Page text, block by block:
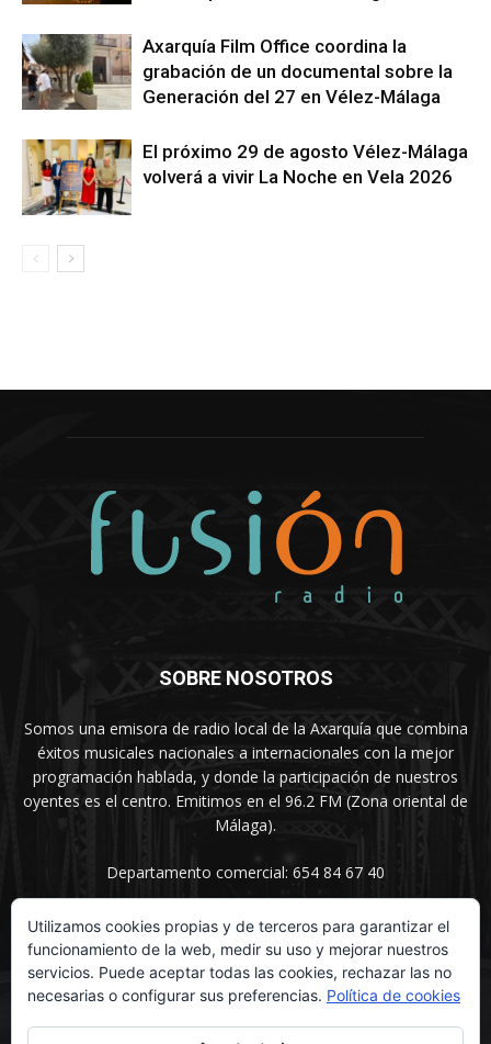
Axarquía Film Office coordina la
grabación de un documental sobre la
Generación del 27 en Vélez-Málaga
El próximo 29 de agosto Vélez-Málaga
volverá a vivir La Noche en Vela 2026
SOBRE NOSOTROS
Somos una emisora de radio local de la Axarquía que combina
éxitos musicales nacionales a internacionales con la mejor
programación hablada, y donde la participación de nuestros
oyentes es el centro. Emitimos en el 96.2 FM (Zona oriental de
Málaga).
Departamento comercial: 654 84 67 40
SÍGUENOS
Utilizamos cookies propias y de terceros para garantizar el
funcionamiento de la web, medir su uso y mejorar nuestros
servicios. Puede aceptar todas las cookies, rechazar las no
necesarias o configurar sus preferencias. Política de cookies